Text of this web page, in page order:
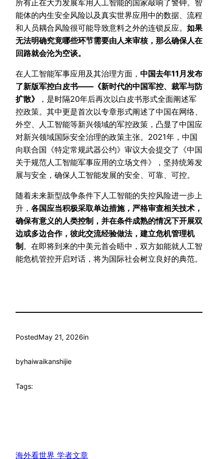
所有正在大力发展军用人工智能的国家敲响了警钟。智
能体的内生安全风险以及真实世界应用中的数据、流程
和人员耦合风险很可能导致意料之外的连锁反应。 如果
无法明确究竟哪些环节需要由人来审核，那么确保人在
回路就会沦为空谈。
在人工智能军事应用及其治理方面， 中国去年11月发布
了新版军控白皮书——《新时代的中国军控、裁军与防
扩散》
，是时隔20年后再次以白皮书形式全面阐述军
控政策。其中更是首次以专章形式阐述了中国在网络、
外空、人工智能等新兴领域的军控政策，凸显了中国应
对新兴领域国际安全治理的政策主张。2021年，中国
向联合国《特定常规武器公约》审议大会提交了《中国
关于规范人工智能军事应用的立场文件》，坚持统筹发
展与安全，确保人工智能发展的安全、可靠、可控。
随着未来新型战争条件下人工智能的失控风险进一步上
升， 各国应当积极采取单边措施，严格审查相关技术，
确保有意义的人类控制，并在条件成熟的情况下开展双
边或多边合作，彼此交流经验做法，建立危机管理机
制 。在即将到来的中美元首会晤中，双方如能就人工智
能危机管控开启对话，将为国际社会树立良好的典范。
PostedMay 21, 2026in
byhaiwaikanshijie
Tags:
海外看世界 学者文章